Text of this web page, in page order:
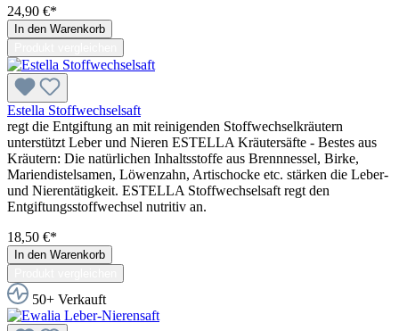
24,90 €*
In den Warenkorb
Estella Stoffwechselsaft
regt die Entgiftung an mit reinigenden Stoffwechselkräutern
unterstützt Leber und Nieren ESTELLA Kräutersäfte - Bestes aus
Kräutern: Die natürlichen Inhaltsstoffe aus Brennnessel, Birke,
Mariendistelsamen, Löwenzahn, Artischocke etc. stärken die Leber-
und Nierentätigkeit. ESTELLA Stoffwechselsaft regt den
Entgiftungsstoffwechsel nutritiv an.
18,50 €*
In den Warenkorb
50+ Verkauft